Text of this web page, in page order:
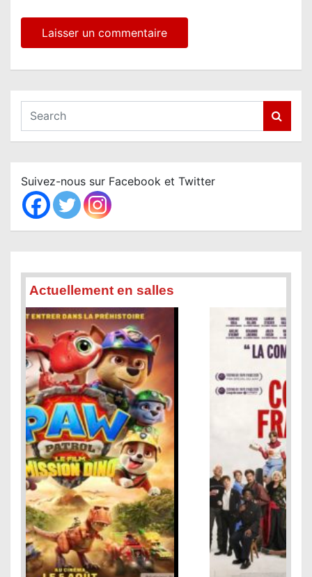
a
c
h
Suivez-nous sur Facebook et Twitter
Actuellement en salles